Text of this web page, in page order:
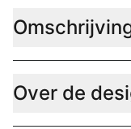
Over de